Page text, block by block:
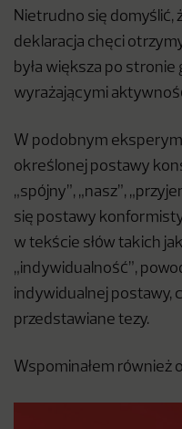
Nietrudno się domyślić,
deklaracja chęci
była większa po stronie
wyrażającymi
W podobnym
określonej postawy
„spójny”, „nasz”,
się postawy
w tekście słów takich
„indywidualność”,
indywidualnej postawy,
przedstawiane tezy.
Wspominałem również